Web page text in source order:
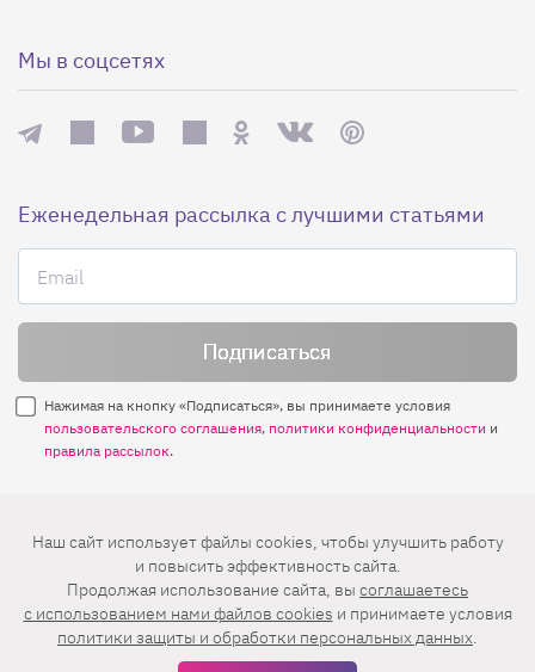
Мы в соцсетях
Еженедельная рассылка с лучшими статьями
Нажимая на кнопку «Подписаться», вы принимаете условия
пользовательского соглашения, политики конфиденциальности и
правила рассылок.
Нашли ошибку? Выделите ее и нажмите
© 2026 АО «БКМ», ОГРН 1027739494584, ИНН 7705056238
127018, Москва, ул. Полковая, д. 3, стр. 4, помещение I, комн. 23
16+
Дизайн сайта —Студия Евгения и Ольги Апрель
Наш сайт использует файлы cookies, чтобы улучшить работу
и повысить эффективность сайта.
Продолжая использование сайта, вы соглашаетесь
c использованием нами файлов cookies и принимаете условия
политики защиты и обработки персональных данных.